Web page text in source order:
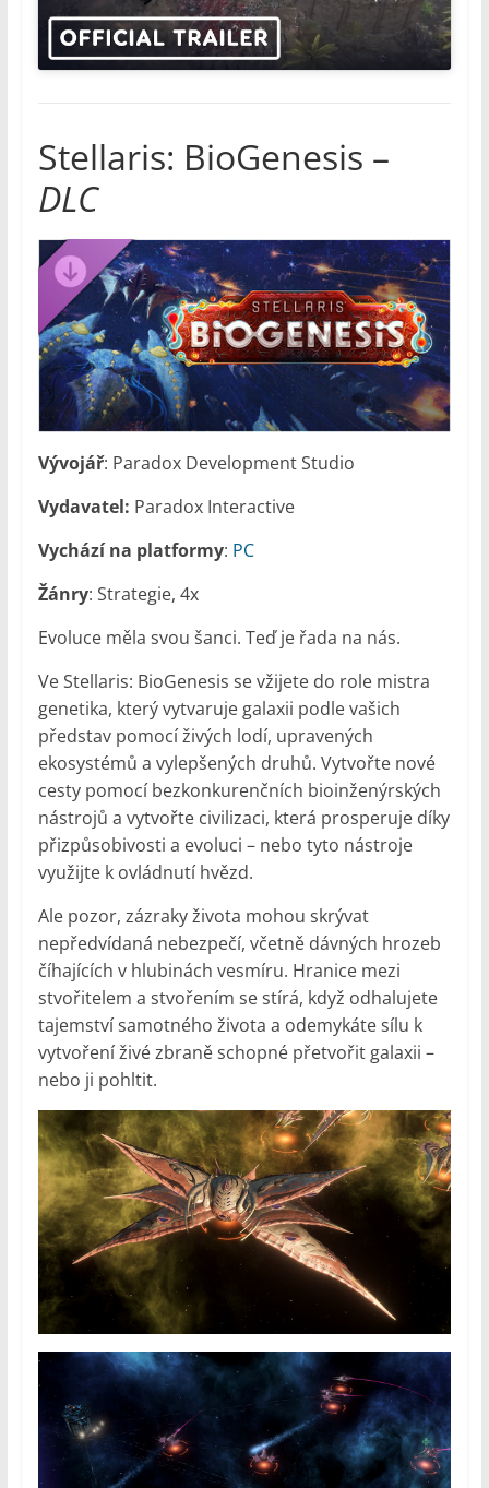
Stellaris: BioGenesis –
DLC
Vývojář: Paradox Development Studio
Vydavatel: Paradox Interactive
Vychází na platformy: PC
Žánry: Strategie, 4x
Evoluce měla svou šanci. Teď je řada na nás.
Ve Stellaris: BioGenesis se vžijete do role mistra
genetika, který vytvaruje galaxii podle vašich
představ pomocí živých lodí, upravených
ekosystémů a vylepšených druhů. Vytvořte nové
cesty pomocí bezkonkurenčních bioinženýrských
nástrojů a vytvořte civilizaci, která prosperuje díky
přizpůsobivosti a evoluci – nebo tyto nástroje
využijte k ovládnutí hvězd.
Ale pozor, zázraky života mohou skrývat
nepředvídaná nebezpečí, včetně dávných hrozeb
číhajících v hlubinách vesmíru. Hranice mezi
stvořitelem a stvořením se stírá, když odhalujete
tajemství samotného života a odemykáte sílu k
vytvoření živé zbraně schopné přetvořit galaxii –
nebo ji pohltit.